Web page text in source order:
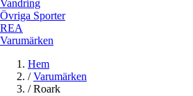
Vandring
Övriga Sporter
REA
Varumärken
Hem
/ Varumärken
/ Roark